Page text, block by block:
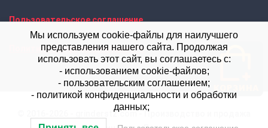
Пользовательское соглашение
Политика конфиденциальности
© 2016-2026 - grinderstz.com - Производство и продажа
Мы используем cookie-файлы для наилучшего
представления нашего сайта. Продолжая
использовать этот сайт, вы соглашаетесь с:
- использованием cookie-файлов;
- пользовательским соглашением;
- политикой конфиденциальности и обработки
данных;